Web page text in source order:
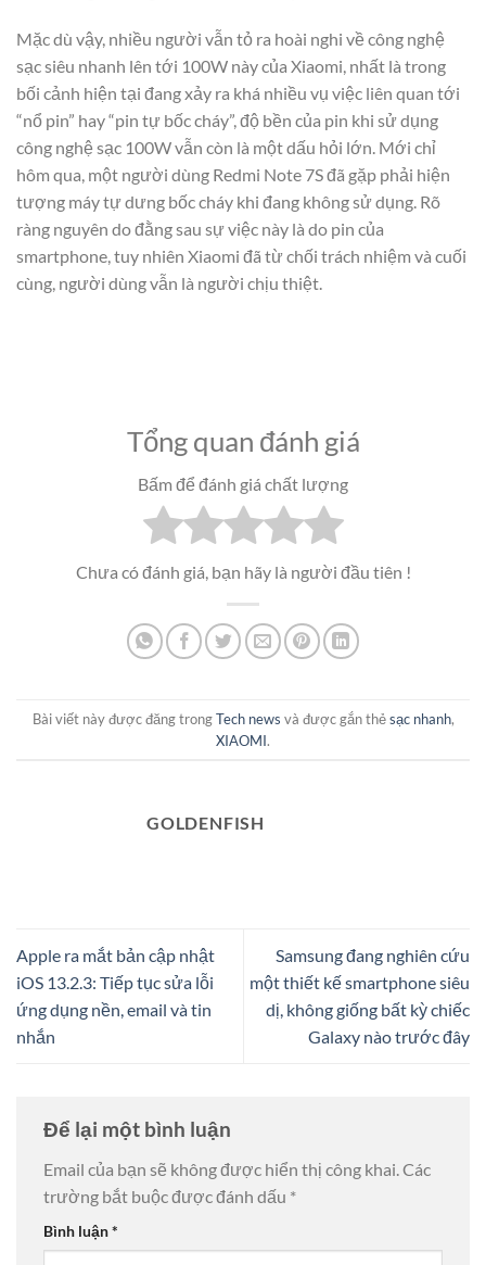
Mặc dù vậy, nhiều người vẫn tỏ ra hoài nghi về công nghệ
sạc siêu nhanh lên tới 100W này của Xiaomi, nhất là trong
bối cảnh hiện tại đang xảy ra khá nhiều vụ việc liên quan tới
“nổ pin” hay “pin tự bốc cháy”, độ bền của pin khi sử dụng
công nghệ sạc 100W vẫn còn là một dấu hỏi lớn. Mới chỉ
hôm qua, một người dùng Redmi Note 7S đã gặp phải hiện
tượng máy tự dưng bốc cháy khi đang không sử dụng. Rõ
ràng nguyên do đằng sau sự việc này là do pin của
smartphone, tuy nhiên Xiaomi đã từ chối trách nhiệm và cuối
cùng, người dùng vẫn là người chịu thiệt.
Tổng quan đánh giá
Bấm để đánh giá chất lượng
Chưa có đánh giá, bạn hãy là người đầu tiên !
Bài viết này được đăng trongTech news và được gắn thẻsạc nhanh,
XIAOMI.
GOLDENFISH
Apple ra mắt bản cập nhật
iOS 13.2.3: Tiếp tục sửa lỗi
ứng dụng nền, email và tin
nhắn
Samsung đang nghiên cứu
một thiết kế smartphone siêu
dị, không giống bất kỳ chiếc
Galaxy nào trước đây
Để lại một bình luận
Email của bạn sẽ không được hiển thị công khai.Các
trường bắt buộc được đánh dấu *
Bình luận*